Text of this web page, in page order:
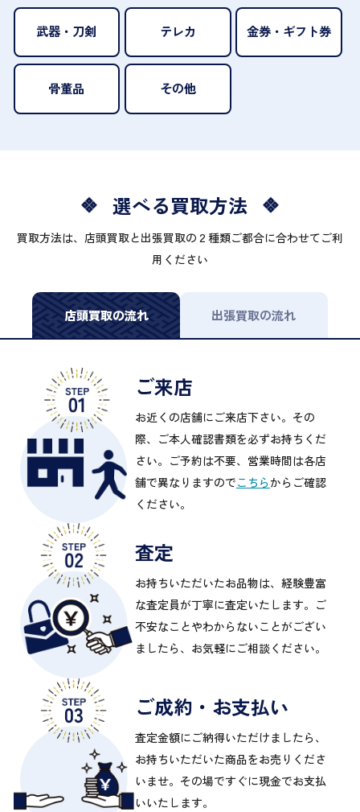
武器・刀剣 テレカ 金券・ギフト券
骨董品 その他
選べる買取方法
買取方法は、店頭買取と出張買取の２種類ご都合に合わせてご利
用ください
店頭買取の流れ 出張買取の流れ
ご来店
お近くの店舗にご来店下さい。その
際、ご本人確認書類を必ずお持ちくだ
さい。ご予約は不要、営業時間は各店
舗で異なりますのでこちらからご確認
ください。
査定
お持ちいただいたお品物は、経験豊富
な査定員が丁寧に査定いたします。ご
不安なことやわからないことがござい
ましたら、お気軽にご相談ください。
ご成約・お支払い
査定金額にご納得いただけましたら、
お持ちいただいた商品をお売りくださ
いませ。その場ですぐに現金でお支払
いいたします。